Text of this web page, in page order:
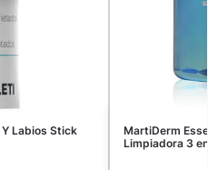
Labios Stick
MartiDerm
Limpiadora 3